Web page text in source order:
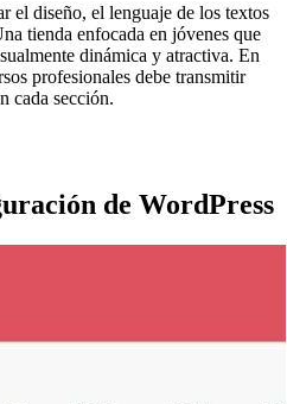
el diseño, el lenguaje de los textos
tienda enfocada en jóvenes que
dinámica y atractiva. En
profesionales debe transmitir
cada sección.
de WordPress